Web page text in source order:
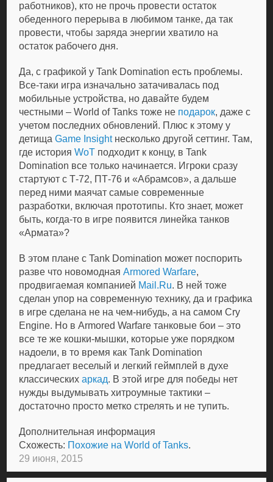
работников), кто не прочь провести остаток
обеденного перерыва в любимом танке, да так
провести, чтобы заряда энергии хватило на
остаток рабочего дня.
Да, с графикой у Tank Domination есть проблемы.
Все-таки игра изначально затачивалась под
мобильные устройства, но давайте будем
честными – World of Tanks тоже не подарок, даже с
учетом последних обновлений. Плюс к этому у
детищаGame Insightнесколько другой сеттинг. Там,
где историяWoT подходит к концу, в Tank
Domination все только начинается. Игроки сразу
стартуют с Т-72, ПТ-76 и «Абрамсов», а дальше
перед ними маячат самые современные
разработки, включая прототипы. Кто знает, может
быть, когда-то в игре появится линейка танков
«Армата»?
В этом плане с Tank Domination может поспорить
разве что новомоднаяArmored Warfare,
продвигаемая компанией Mail.Ru. В ней тоже
сделан упор на современную технику, да и графика
в игре сделана не на чем-нибудь, а на самом Cry
Engine. Но в Armored Warfare танковые бои – это
все те же кошки-мышки, которые уже порядком
надоели, в то время как Tank Domination
предлагает веселый и легкий геймплей в духе
классическихаркад. В этой игре для победы нет
нужды выдумывать хитроумные тактики –
достаточно просто метко стрелять и не тупить.
Дополнительная информация
Схожесть: Похожие на World of Tanks.
29 июня, 2015